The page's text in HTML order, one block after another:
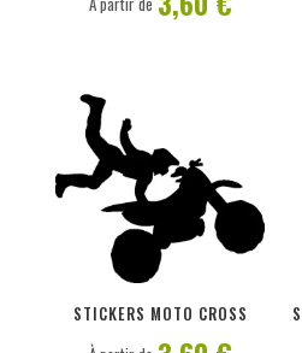
STICKERS MOTO CROSS
PERSONNALISER